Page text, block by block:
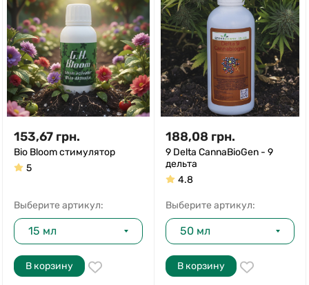
153,67 грн.
Bio Bloom стимулятор
5
Выберите артикул:
15 мл
В корзину
188,08 грн.
9 Delta CannaBioGen - 9
дельта
4.8
Выберите артикул:
50 мл
В корзину